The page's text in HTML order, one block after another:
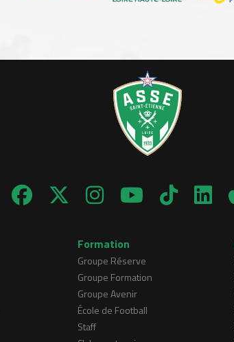
Formation
Groupe Réserve
Groupe Formation
Groupe Avenir
École de Football
Staff